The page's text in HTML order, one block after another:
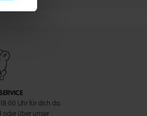
Uhr für dich da.
oder über unser